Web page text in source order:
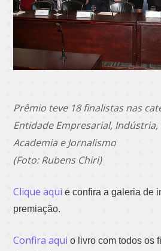
Prêmio teve 18 finalistas nas
Entidade Empresarial,
Academia e Jornalismo
(Foto: Rubens Chiri)
Clique aqui e confira a galeria de
premiação.
Confira aquio livro com todos os